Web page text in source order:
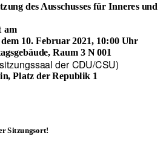
des Ausschusses für Inneres und
am
10. Februar 2021, 10:00 Uhr
Raum 3 N 001
der CDU/CSU)
Platz der Republik 1
Sitzungsort!